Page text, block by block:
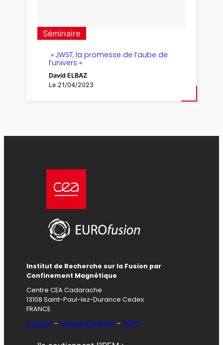
Séminaire
» JWST, la promesse de l’aube de
l’univers «
David ELBAZ
Le 21/04/2023
Institut de Recherche sur la Fusion par
Confinement Magnétique
Centre CEA Cadarache
13108 Saint-Paul-lez-Durance Cedex
FRANCE
Contact– Mentions légales – RGPD